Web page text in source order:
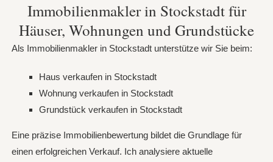
Immobilienmakler in Stockstadt für
Häuser, Wohnungen und Grundstücke
Als Immobilienmakler in Stockstadt unterstütze wir Sie beim:
Haus verkaufen in Stockstadt
Wohnung verkaufen in Stockstadt
Grundstück verkaufen in Stockstadt
Eine präzise Immobilienbewertung bildet die Grundlage für
einen erfolgreichen Verkauf. Ich analysiere aktuelle